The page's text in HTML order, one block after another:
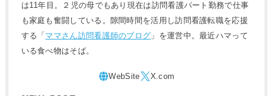
は11年目。２児の母でもあり現在は訪問看護パート勤務で仕事
も家庭も奮闘している。隙間時間を活用し訪問看護転職を応援
する「 ママさん訪問看護師のブログ 」を運営中。最近ハマって
いる食べ物はそば。